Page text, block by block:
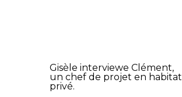
Gisèle interviewe Clément,
un chef de projet en habitat
privé.